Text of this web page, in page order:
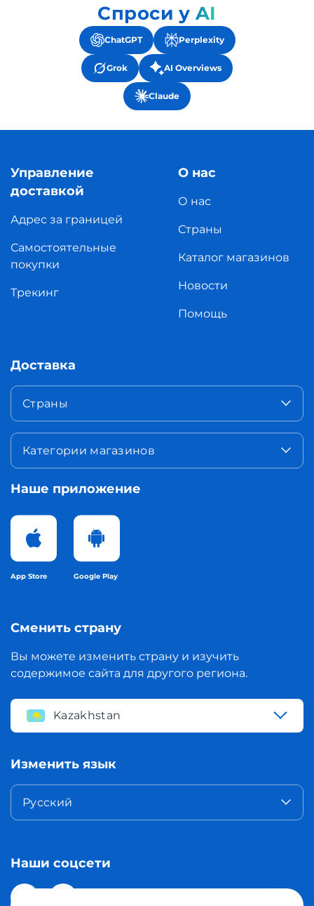
Спроси у AI
ChatGPT Perplexity
Grok AI Overviews
Claude
Управление
доставкой
Адрес за границей
Самостоятельные
покупки
Трекинг
О нас
О нас
Страны
Каталог магазинов
Новости
Помощь
Доставка
Страны
Категории магазинов
Наше приложение
App Store Google Play
Сменить страну
Вы можете изменить страну и изучить
содержимое сайта для другого региона.
Kazakhstan
Изменить язык
Русский
Наши соцсети